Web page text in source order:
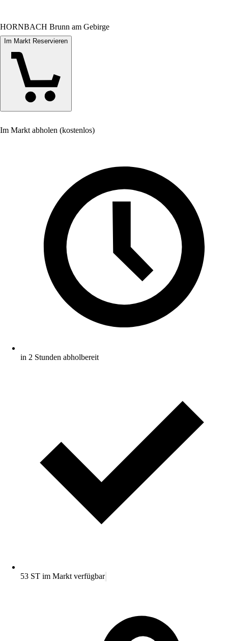
HORNBACH Brunn am Gebirge
Im Markt Reservieren
Im Markt abholen (kostenlos)
in 2 Stunden abholbereit
53 ST im Markt verfügbar